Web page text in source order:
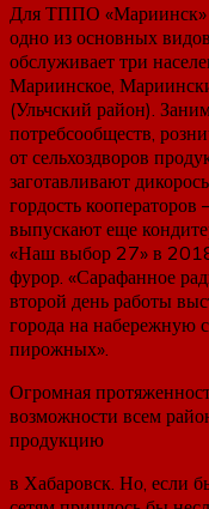
Для ТППО «Мариинск»
одно из основных
обслуживает три
Мариинское,
(Ульчский район).
потребсообществ,
от сельхоздворов
заготавливают
гордость кооператоров
выпускают еще
«Наш выбор 27» в 2018
фурор. «Сарафанное
второй день работы
города на набережную
пирожных».
Огромная
возможности всем
продукцию
в Хабаровск. Но, если